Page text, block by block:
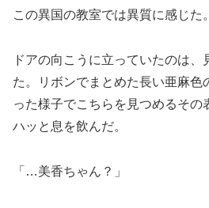
この異国の教室では異質に感じた。
ドアの向こうに立っていたのは、
た。リボンでまとめた長い亜麻色
った様子でこちらを見つめるその
ハッと息を飲んだ。
「…美香ちゃん？」